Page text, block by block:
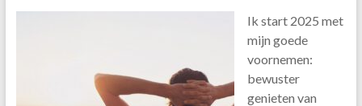
Ik start 2025 met
mijn goede
voornemen:
bewuster
genieten van